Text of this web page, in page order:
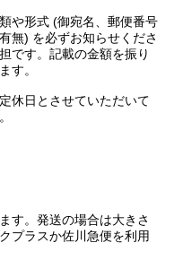
や形式 (御宛名、郵便番号
無) を必ずお知らせくださ
です。記載の金額を振り
す。
休日とさせていただいて
す。発送の場合は大きさ
プラスか佐川急便を利用